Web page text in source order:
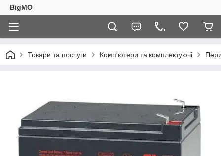
BigMO
Товари та послуги Комп'ютери та комплектуючі